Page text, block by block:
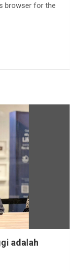
browser for the
adalah